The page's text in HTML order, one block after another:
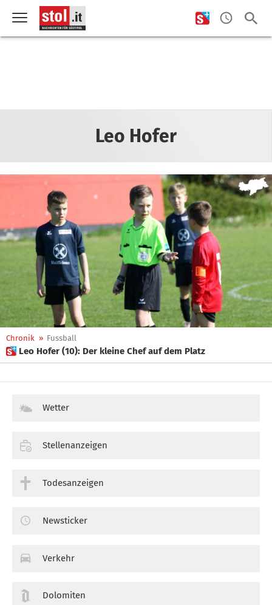
Leo Hofer
Chronik » Fussball
 Leo Hofer (10): Der kleine Chef auf dem Platz
Wetter
Stellenanzeigen
Todesanzeigen
Newsticker
Verkehr
Dolomiten